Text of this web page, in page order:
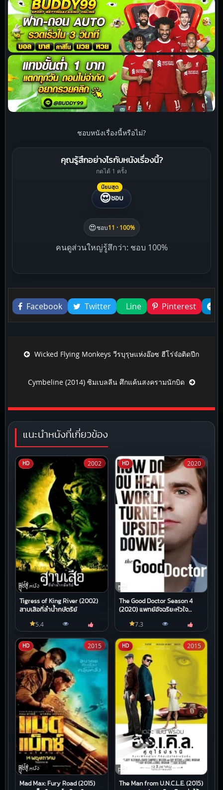
ชอบหนังเรื่องนี้หรือไม่?
คุณรู้สึกอย่างไรกับหนังเรื่องนี้?
กดได้ 1 ครั้ง
นิยมสุด
😍ชอบ
😍ชอบ11 · 100%
คนดูส่วนใหญ่รู้สึกว่า: ชอบ 100%
Liked this
Facebook
Twitter Line Pinterest
Post navigation
Wicked Flying Monkeys วีรบุรุษแห่งอ๊อซ ฮีโร่จ๋อติดปีก
Cymbeline (2014) ซิมเบลลีน ศึกแค้นสงครามนักบิด
แนะนำหนังที่เกี่ยวข้อง
HD
หนัง
ต่อสู้,หนัง
บู๊
Tigress of King River (2002)
สาบเสือที่ลําน้ํากษัตริย์
2002
5.4
HD
หนัง
ชีวิต
The Good Doctor Season 4
(2020) แพทย์อัจฉริยะหัวใจ
2020
7.3
HD
หนัง
ต่อสู้,หนัง
บู๊
Mad Max: Fury Road (2015)
2015 HD
หนัง
HD
The Man from U.N.C.L.E. (2015)
2015